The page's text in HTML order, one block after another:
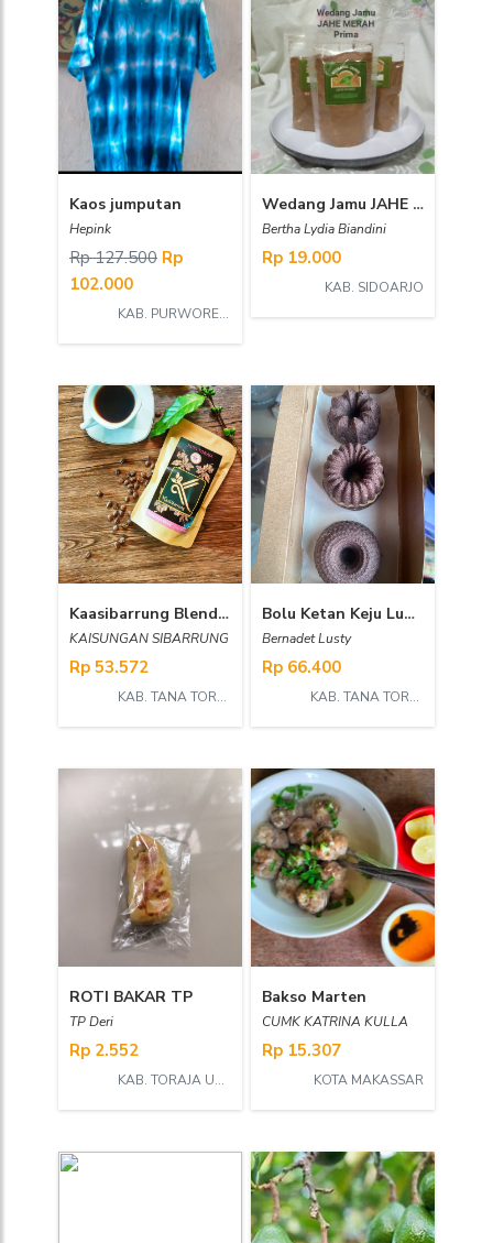
Kaos jumputan
Hepink
Rp 127.500 Rp
102.000
KAB. PURWOREJO
Wedang Jamu JAHE MERAH Prima
Bertha Lydia Biandini
Rp 19.000
KAB. SIDOARJO
Kaasibarrung Blend 250 GR
KAISUNGAN SIBARRUNG
Rp 53.572
KAB. TANA TORAJA
Bolu Ketan Keju Lumer
Bernadet Lusty
Rp 66.400
KAB. TANA TORAJA
ROTI BAKAR TP
TP Deri
Rp 2.552
KAB. TORAJA UTARA
Bakso Marten
CUMK KATRINA KULLA
Rp 15.307
KOTA MAKASSAR